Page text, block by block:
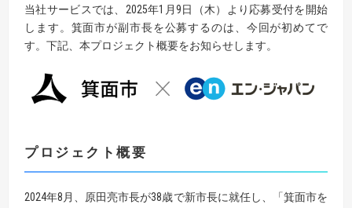
当社サービスでは、2025年1月9日（木）より応募受付を開始
します。箕面市が副市長を公募するのは、今回が初めてで
す。下記、本プロジェクト概要をお知らせします。
プロジェクト概要
2024年8月、原田亮市長が38歳で新市長に就任し、「箕面市を